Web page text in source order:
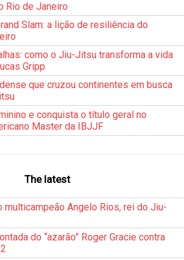
Rio de Janeiro
Slam: a lição de resiliência do
como o Jiu-Jitsu transforma a vida
Gripp
que cruzou continentes em busca
e conquista o título geral no
Master da IBJJF
The latest
multicampeão Angelo Rios, rei do Jiu-
do “azarão” Roger Gracie contra